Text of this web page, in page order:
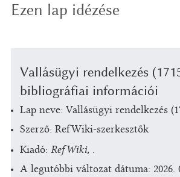
Ezen lap idézése
Vallásügyi rendelkezés
bibliográfiai információi
Lap neve: Vallásügyi rendelkezés
Szerző: RefWiki-szerkesztők
Kiadó: RefWiki, .
A legutóbbi változat dátuma: 2026.